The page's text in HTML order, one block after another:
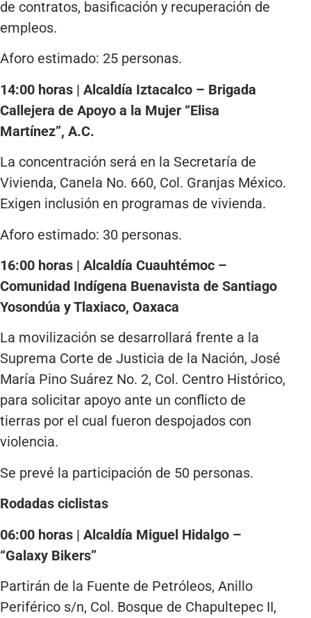
de contratos, basificación y recuperación de
empleos.
Aforo estimado: 25 personas.
14:00 horas | Alcaldía Iztacalco – Brigada
Callejera de Apoyo a la Mujer “Elisa
Martínez”, A.C.
La concentración será en la Secretaría de
Vivienda, Canela No. 660, Col. Granjas México.
Exigen inclusión en programas de vivienda.
Aforo estimado: 30 personas.
16:00 horas | Alcaldía Cuauhtémoc –
Comunidad Indígena Buenavista de Santiago
Yosondúa y Tlaxiaco, Oaxaca
La movilización se desarrollará frente a la
Suprema Corte de Justicia de la Nación, José
María Pino Suárez No. 2, Col. Centro Histórico,
para solicitar apoyo ante un conflicto de
tierras por el cual fueron despojados con
violencia.
Se prevé la participación de 50 personas.
Rodadas ciclistas
06:00 horas | Alcaldía Miguel Hidalgo –
“Galaxy Bikers”
Partirán de la Fuente de Petróleos, Anillo
Periférico s/n, Col. Bosque de Chapultepec II,